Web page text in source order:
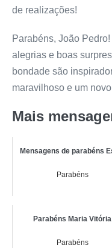
de realizações!
Parabéns, João
alegrias e boas
bondade são
maravilhoso e um
Mais
Mensagens de parabéns
Parabéns
Parabéns Maria Vitória
Parabéns